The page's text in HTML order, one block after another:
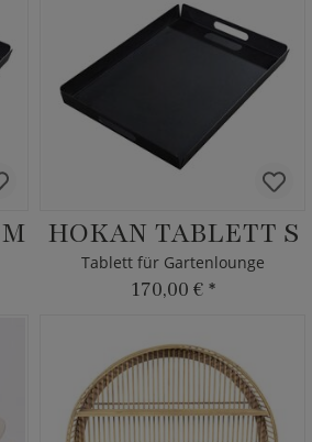
HOKAN TABLETT S
Tablett für Gartenlounge
170,00 € *